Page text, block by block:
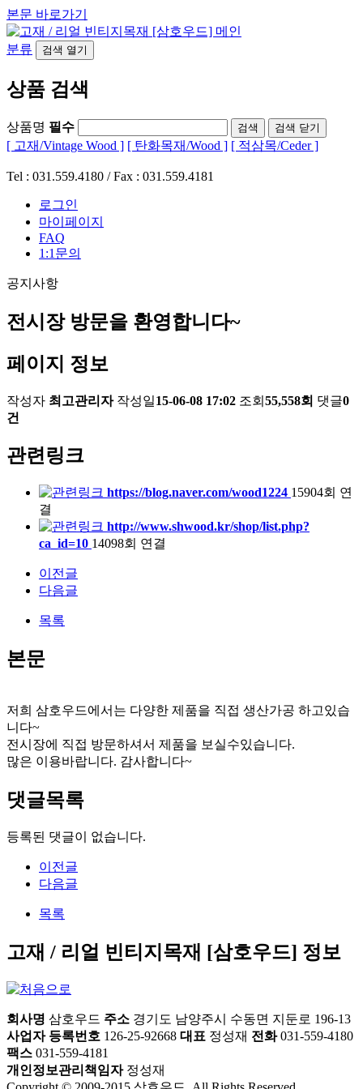
본문 바로가기
분류 검색 열기
상품 검색
상품명 필수 검색 닫기
[ 고재/Vintage Wood ] [ 탄화목재/Wood ] [ 적삼목/Ceder ]
Tel : 031.559.4180 / Fax : 031.559.4181
로그인
마이페이지
FAQ
1:1문의
공지사항
전시장 방문을 환영합니다~
페이지 정보
작성자 최고관리자 작성일15-06-08 17:02 조회 55,558회 댓글0
건
관련링크
https://blog.naver.com/wood1224 15904회 연
결
http://www.shwood.kr/shop/list.php?
ca_id=10 14098회 연결
이전글
다음글
목록
본문
저희 삼호우드에서는 다양한 제품을 직접 생산가공 하고있습
니다~
전시장에 직접 방문하셔서 제품을 보실수있습니다.
많은 이용바랍니다. 감사합니다~
댓글목록
등록된 댓글이 없습니다.
이전글
다음글
목록
고재 / 리얼 빈티지목재 [삼호우드] 정보
회사명 삼호우드 주소 경기도 남양주시 수동면 지둔로 196-13
사업자 등록번호 126-25-92668 대표 정성재 전화031-559-4180
팩스 031-559-4181
개인정보관리책임자정성재